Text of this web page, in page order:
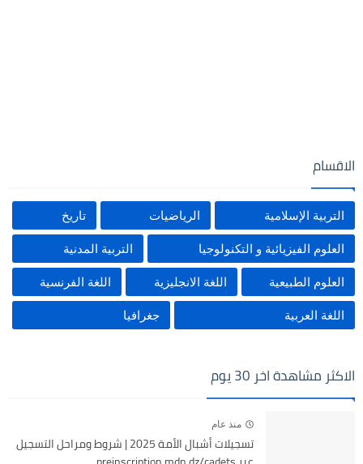
الاقسام
التربية الإسلامية الرياضيات تاريخ
العلوم الفيزيائية و التكنولوجيا التربية المدنية
العلوم الطبيعية اللغة الانجليزية اللغة الفرنسية
اللغة العربية جغرافيا
الاكثر مشاهدة اخر 30 يوم
منذ عام
تسجيلات أشبال الأمة 2025 | شروط ومراحل التسجيل